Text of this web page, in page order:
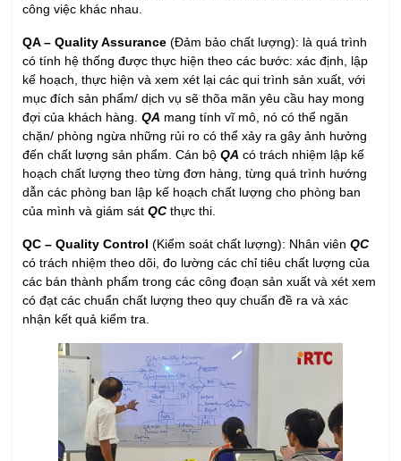
công việc khác nhau.
QA – Quality Assurance (Đảm bảo chất lượng): là quá trình
có tính hệ thống được thực hiện theo các bước: xác định, lập
kế hoạch, thực hiện và xem xét lại các qui trình sản xuất, với
mục đích sản phẩm/ dịch vụ sẽ thõa mãn yêu cầu hay mong
đợi của khách hàng. QA mang tính vĩ mô, nó có thể ngăn
chặn/ phòng ngừa những rủi ro có thể xảy ra gây ảnh hưởng
đến chất lượng sản phẩm. Cán bộ QA có trách nhiệm lập kế
hoạch chất lượng theo từng đơn hàng, từng quá trình hướng
dẫn các phòng ban lập kế hoạch chất lượng cho phòng ban
của mình và giám sát QC thực thi.
QC – Quality Control (Kiểm soát chất lượng): Nhân viên QC
có trách nhiệm theo dõi, đo lường các chỉ tiêu chất lượng của
các bán thành phẩm trong các công đoạn sản xuất và xét xem
có đạt các chuẩn chất lượng theo quy chuẩn đề ra và xác
nhận kết quả kiểm tra.